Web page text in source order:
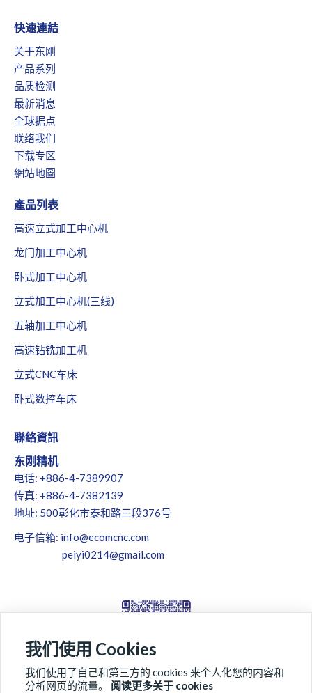
快速連結
关于东刚
产品系列
品质检测
最新消息
全球据点
联络我们
下载专区
網站地圖
產品列表
高速立式加工中心机
龙门加工中心机
卧式加工中心机
立式加工中心机(三线)
五轴加工中心机
高速钻铣加工机
立式CNC车床
卧式数控车床
聯絡資訊
东刚精机
电话: +886-4-7389907
传真: +886-4-7382139
地址: 500彰化市泰和路三段376号
电子信箱: info@ecomcnc.com
peiyi0214@gmail.com
我们使用 Cookies
我们使用了自己和第三方的 cookies 来个人化您的内容和
分析网页的流量。 阅读更多关于 cookies